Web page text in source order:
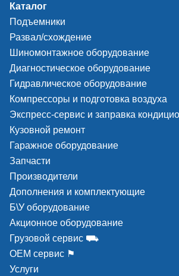
Каталог
Подъемники
Развал/схождение
Шиномонтажное оборудование
Диагностическое оборудование
Гидравлическое оборудование
Компрессоры и подготовка воздуха
Экспресс-сервис и заправка
Кузовной ремонт
Гаражное оборудование
Запчасти
Производители
Дополнения и комплектующие
Б\У оборудование
Акционное оборудование
Грузовой сервис ⛟
ОЕМ сервис ⚑
Услуги